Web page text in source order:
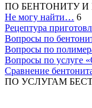
ПО БЕНТОНИТУ
Не могу найти… 6
Рецептура
Вопросы по
Вопросы по
Вопросы по услуге
Сравнение
ПО УСЛУГАМ